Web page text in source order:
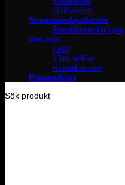
Halloween
Sommarerbjudande
Reseförpackningar
Om oss
FAQ
Våra villkor
Kontakta oss
Presentkort
Sök produkt